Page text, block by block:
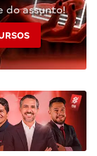
do assunto!